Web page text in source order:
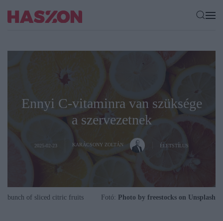
Ennyi C-vitaminra van szüksége
a szervezetnek
2025-02-23 KARÁCSONY ZOLTÁN ÉLETSTÍLUS
bunch of sliced citric fruits Fotó: Photo by freestocks on Unsplash